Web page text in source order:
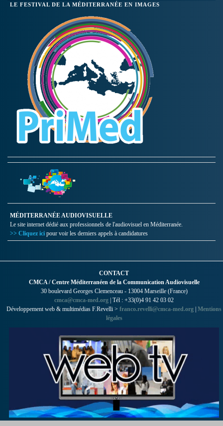
LE FESTIVAL DE LA MÉDITERRANÉE EN IMAGES
MÉDITERRANÉE AUDIOVISUELLE
Le site internet dédié aux professionnels de l'audiovisuel en Méditerranée.
>> Cliquez ici pour voir les derniers appels à candidatures
CONTACT
CMCA / Centre Méditerranéen de la Communication Audiovisuelle
30 boulevard Georges Clemenceau - 13004 Marseille (France)
cmca@cmca-med.org | Tél : +33(0)4 91 42 03 02
Développement web & multimédias F.Revelli > franco.revelli@cmca-med.org | Mentions
légales